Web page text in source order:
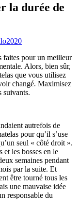
la durée de
faites pour un meilleur
Alors, bien sûr,
que vous utilisez
changé. Maximisez
suivants.
autrefois de
pour qu’il s’use
seul « côté droit ».
et les bosses en le
semaines pendant
par la suite. Et
être tourné tous les
une mauvaise idée
responsable du